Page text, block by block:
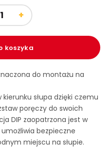
koszyka
do montażu na
słupa dzięki czemu
poręczy do swoich
DIP zaopatrzona jest w
bezpieczne
miejscu na słupie.